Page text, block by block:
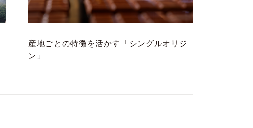
産地ごとの特徴を活かす「シングルオリジ
ン」